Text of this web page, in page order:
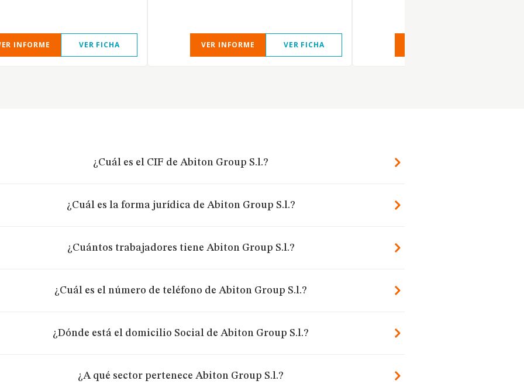
INFORME VER FICHA VER INFORME VER FICHA
¿Cuál es el CIF de Abiton Group S.l.?
¿Cuál es la forma jurídica de Abiton Group S.l.?
¿Cuántos trabajadores tiene Abiton Group S.l.?
¿Cuál es el número de teléfono de Abiton Group S.l.?
¿Dónde está el domicilio Social de Abiton Group S.l.?
¿A qué sector pertenece Abiton Group S.l.?